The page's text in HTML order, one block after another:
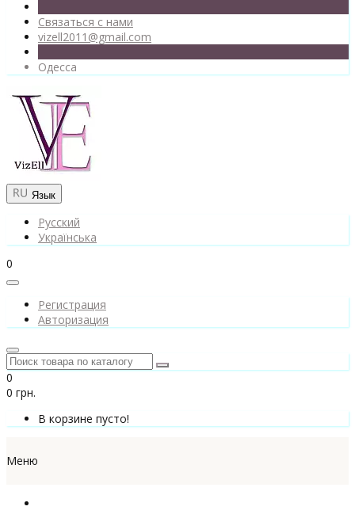
Связаться с нами
vizell2011@gmail.com
Одесса
Язык
Русский
Українська
0
Регистрация
Авторизация
0
0 грн.
В корзине пусто!
Меню